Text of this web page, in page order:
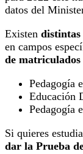
datos del
Existen distintas
en campos
de matriculados
Pedagogía
Educación
Pedagogía
Si quieres
dar la Prueba